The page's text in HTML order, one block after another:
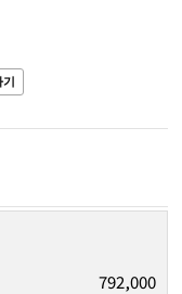
792,000